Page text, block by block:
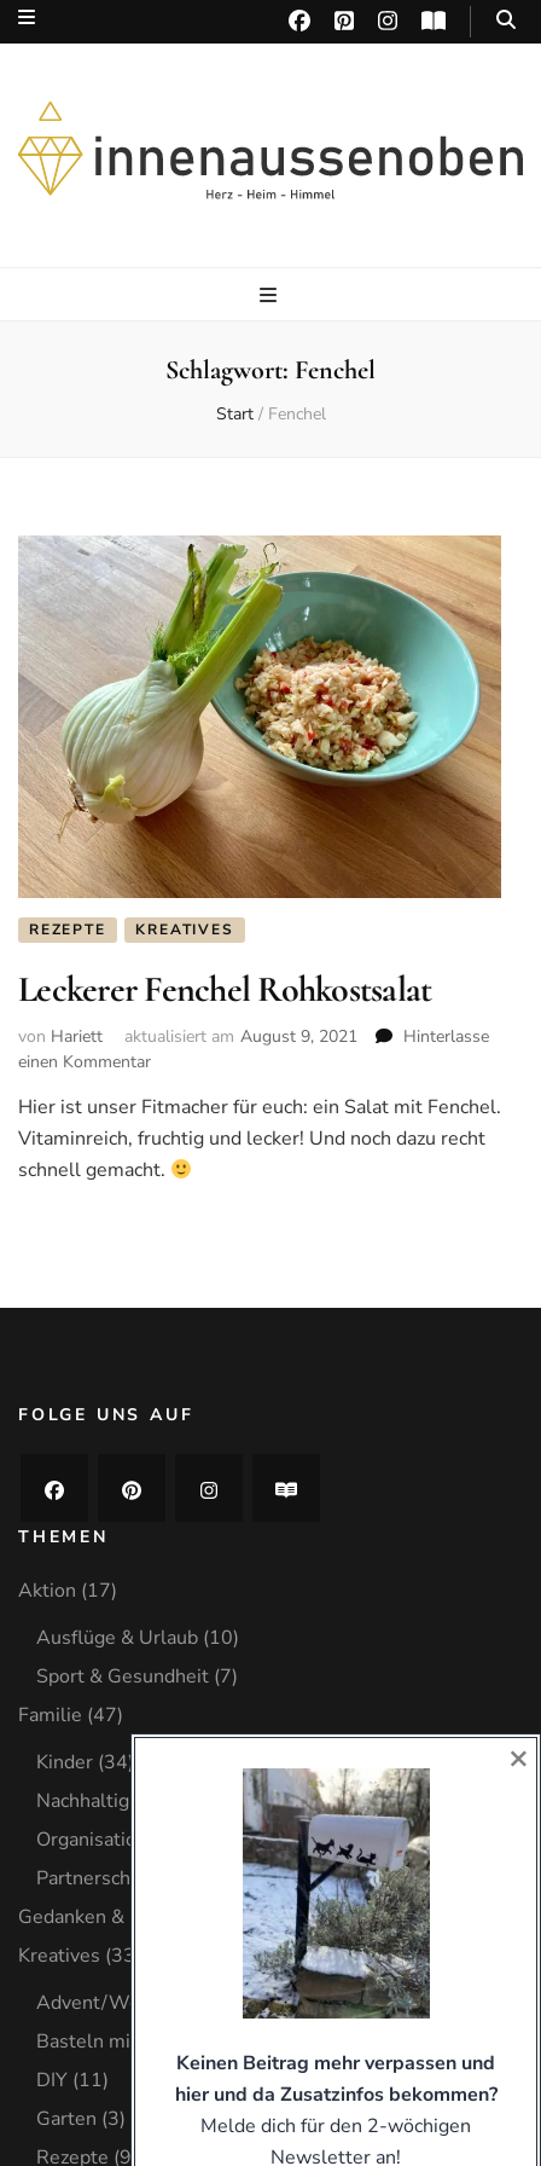
Schlagwort: Fenchel
Start / Fenchel
REZEPTE KREATIVES
Leckerer Fenchel Rohkostsalat
von Hariett aktualisiert am August 9, 2021
Hinterlasse
einen Kommentar
Fenchel
Rohkostsalat
Hier ist unser Fitmacher für euch: ein Salat mit Fenchel.
Vitaminreich, fruchtig und lecker! Und noch dazu recht
schnell gemacht.
FOLGE UNS AUF
THEMEN
Aktion (17)
Ausflüge & Urlaub (10)
Sport & Gesundheit (7)
Familie (47)
Kinder (34)
Nachhaltig leben
Organisation
Partnerschaft
Gedanken & Glaube
Kreatives (33)
Advent/Weihnachten
(8)
Basteln mit Kind
DIY (11)
Garten (3)
Rezepte (9)
Keinen Beitrag mehr verpassen und
hier und da Zusatzinfos bekommen?
Melde dich für den 2-wöchigen
Newsletter an!
×